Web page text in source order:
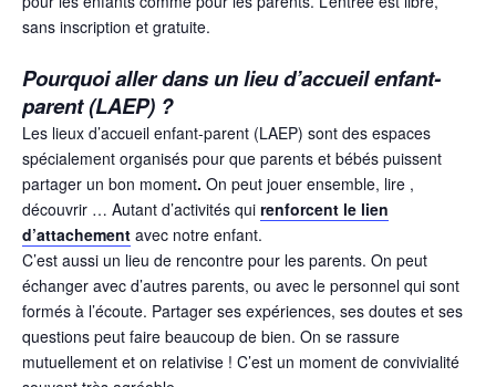
sans inscription et gratuite.
Pourquoi aller dans un lieu d’accueil enfant-
parent (LAEP) ?
Les lieux d’accueil enfant-parent (LAEP) sont des espaces
spécialement organisés pour que parents et bébés puissent
partager un bon moment. On peut jouer ensemble, lire ,
découvrir … Autant d’activités qui renforcent le lien
d’attachement avec notre enfant.
C’est aussi un lieu de rencontre pour les parents. On peut
échanger avec d’autres parents, ou avec le personnel qui sont
formés à l’écoute. Partager ses expériences, ses doutes et ses
questions peut faire beaucoup de bien. On se rassure
mutuellement et on relativise ! C’est un moment de convivialité